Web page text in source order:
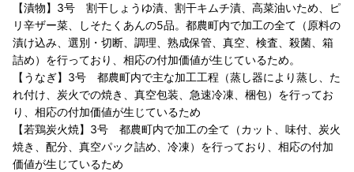
【漬物】3号 割干しょうゆ漬、割干キムチ漬、高菜油いため、ピ
リ辛ザー菜、しそたくあんの5品。都農町内で加工の全て（原料の
漬け込み、選別・切断、調理、熟成保管、真空、検査、殺菌、箱
詰め）を行っており、相応の付加価値が生じているため。
【うなぎ】3号 都農町内で主な加工工程（蒸し器により蒸し、た
れ付け、炭火での焼き、真空包装、急速冷凍、梱包）を行ってお
り、相応の付加価値が生じているため
【若鶏炭火焼】3号 都農町内で加工の全て（カット、味付、炭火
焼き、配分、真空パック詰め、冷凍）を行っており、相応の付加
価値が生じているため